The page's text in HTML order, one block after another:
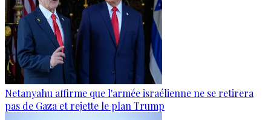
Netanyahu affirme que l'armée israélienne ne se retirera
pas de Gaza et rejette le plan Trump